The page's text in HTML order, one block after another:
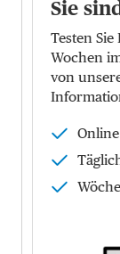
Sie
Testen
Wochen
von